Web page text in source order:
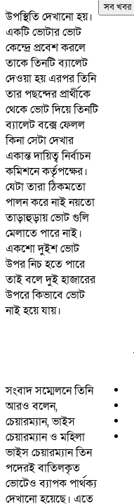
উপস্থিতি দেখানো হয়।
একটি ভোটার ভোট
কেন্দ্রে প্রবেশ করলে
তাকে তিনটি ব্যালেট
দেওয়া হয় এরপর তিনি
তার পছন্দের প্রার্থীকে
থেকে ভোট দিয়ে তিনটি
ব্যালেট বক্সে ফেলল
কিনা সেটা দেখার
একান্ত দায়িত্ব নির্বাচন
কমিশনে কর্তৃপক্ষের।
যেটা তারা ঠিকমতো
পালন করে নাই নয়তো
তাড়াহুড়ায় ভোট গুলি
মেলাতে পারে নাই।
একশো দুইশ ভোট
উপর নিচ হতে পারে
তাই বলে দুই হাজারের
উপরে কিভাবে ভোট
নাই হয়ে যায়।
সংবাদ সম্মেলনে তিনি
আরও বলেন,
চেয়ারম্যান, ভাইস
চেয়ারম্যান ও মহিলা
ভাইস চেয়ারম্যান তিন
পদেরই বাতিলকৃত
ভোটেও ব্যাপক পার্থক্য
দেখানো হয়েছে। এতে
সব খবর